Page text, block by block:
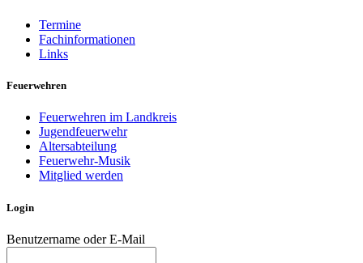
Termine
Fachinformationen
Links
Feuerwehren
Feuerwehren im Landkreis
Jugendfeuerwehr
Altersabteilung
Feuerwehr-Musik
Mitglied werden
Login
Benutzername oder E-Mail